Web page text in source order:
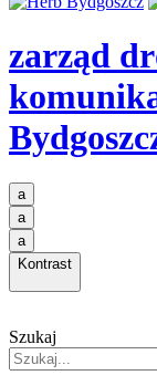
zarząd
a
a
a
Kontrast
Szukaj